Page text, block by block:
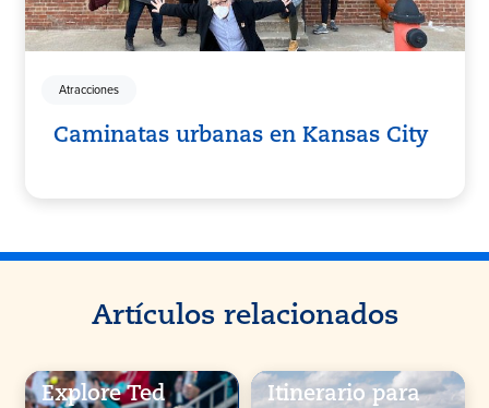
Atracciones
Caminatas urbanas en Kansas City
Artículos relacionados
Explore Ted
Itinerario para